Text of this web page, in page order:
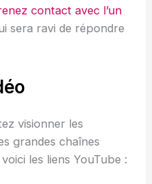
contact avec l’un
sera ravi de répondre
visionner les
grandes chaînes
voici les liens YouTube :